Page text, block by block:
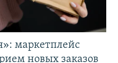
маркетплейс
новых заказов